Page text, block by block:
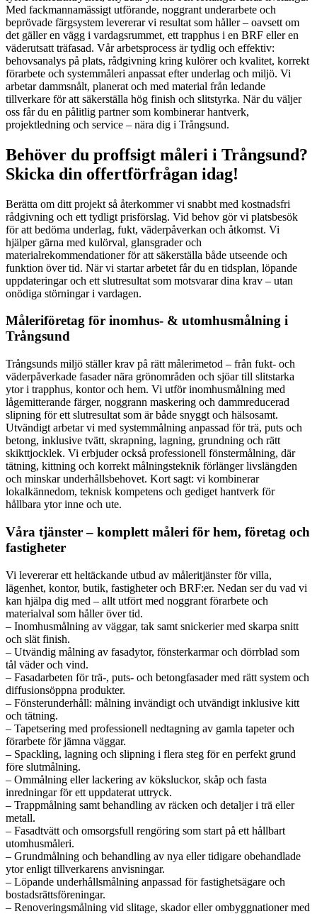
Med fackmannamässigt utförande, noggrant underarbete och
beprövade färgsystem levererar vi resultat som håller – oavsett om
det gäller en vägg i vardagsrummet, ett trapphus i en BRF eller en
väderutsatt träfasad. Vår arbetsprocess är tydlig och effektiv:
behovsanalys på plats, rådgivning kring kulörer och kvalitet, korrekt
förarbete och systemmåleri anpassat efter underlag och miljö. Vi
arbetar dammsnålt, planerat och med material från ledande
tillverkare för att säkerställa hög finish och slitstyrka. När du väljer
oss får du en pålitlig partner som kombinerar hantverk,
projektledning och service – nära dig i Trångsund.
Behöver du proffsigt måleri i Trångsund?
Skicka din offertförfrågan idag!
Berätta om ditt projekt så återkommer vi snabbt med kostnadsfri
rådgivning och ett tydligt prisförslag. Vid behov gör vi platsbesök
för att bedöma underlag, fukt, väderpåverkan och åtkomst. Vi
hjälper gärna med kulörval, glansgrader och
materialrekommendationer för att säkerställa både utseende och
funktion över tid. När vi startar arbetet får du en tidsplan, löpande
uppdateringar och ett slutresultat som motsvarar dina krav – utan
onödiga störningar i vardagen.
Måleriföretag för inomhus- & utomhusmålning i
Trångsund
Trångsunds miljö ställer krav på rätt målerimetod – från fukt- och
väderpåverkade fasader nära grönområden och sjöar till slitstarka
ytor i trapphus, kontor och hem. Vi utför inomhusmålning med
lågemitterande färger, noggrann maskering och dammreducerad
slipning för ett slutresultat som är både snyggt och hälsosamt.
Utvändigt arbetar vi med systemmålning anpassad för trä, puts och
betong, inklusive tvätt, skrapning, lagning, grundning och rätt
skikttjocklek. Vi erbjuder också professionell fönstermålning, där
tätning, kittning och korrekt målningsteknik förlänger livslängden
och minskar underhållsbehovet. Kort sagt: vi kombinerar
lokalkännedom, teknisk kompetens och gediget hantverk för
hållbara ytor inne och ute.
Våra tjänster – komplett måleri för hem, företag och
fastigheter
Vi levererar ett heltäckande utbud av måleritjänster för villa,
lägenhet, kontor, butik, fastigheter och BRF:er. Nedan ser du vad vi
kan hjälpa dig med – allt utfört med noggrant förarbete och
materialval som håller över tid.
– Inomhusmålning av väggar, tak samt snickerier med skarpa snitt
och slät finish.
– Utvändig målning av fasadytor, fönsterkarmar och dörrblad som
tål väder och vind.
– Fasadarbeten för trä-, puts- och betongfasader med rätt system och
diffusionsöppna produkter.
– Fönsterunderhåll: målning invändigt och utvändigt inklusive kitt
och tätning.
– Tapetsering med professionell nedtagning av gamla tapeter och
förarbete för jämna väggar.
– Spackling, lagning och slipning i flera steg för en perfekt grund
före slutmålning.
– Ommålning eller lackering av köksluckor, skåp och fasta
inredningar för ett uppdaterat uttryck.
– Trappmålning samt behandling av räcken och detaljer i trä eller
metall.
– Fasadtvätt och omsorgsfull rengöring som start på ett hållbart
utomhusmåleri.
– Grundmålning och behandling av nya eller tidigare obehandlade
ytor enligt tillverkarens anvisningar.
– Löpande underhållsmålning anpassad för fastighetsägare och
bostadsrättsföreningar.
– Renoveringsmålning vid slitage, skador eller ombyggnationer med